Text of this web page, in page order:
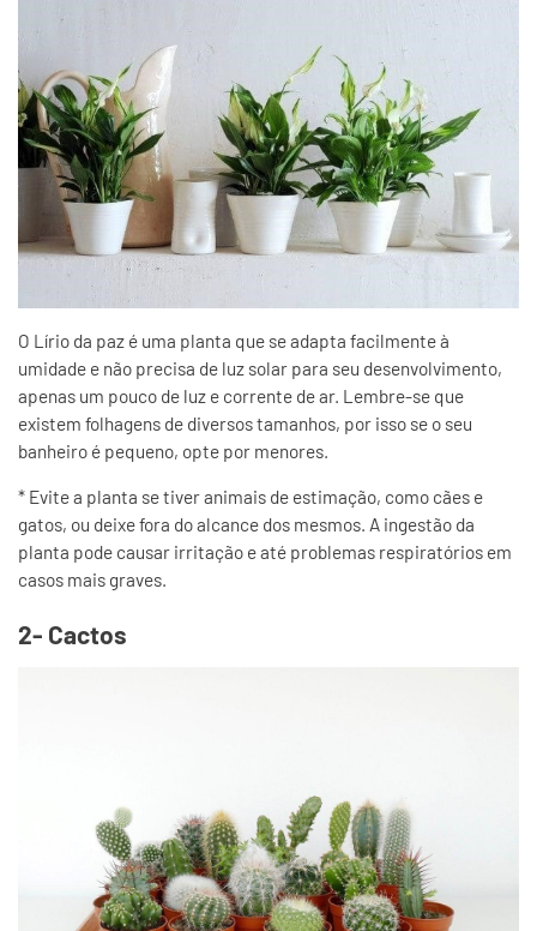
O Lírio da paz é uma planta que se adapta facilmente à
umidade e não precisa de luz solar para seu desenvolvimento,
apenas um pouco de luz e corrente de ar. Lembre-se que
existem folhagens de diversos tamanhos, por isso se o seu
banheiro é pequeno, opte por menores.
* Evite a planta se tiver animais de estimação, como cães e
gatos, ou deixe fora do alcance dos mesmos. A ingestão da
planta pode causar irritação e até problemas respiratórios em
casos mais graves.
2- Cactos